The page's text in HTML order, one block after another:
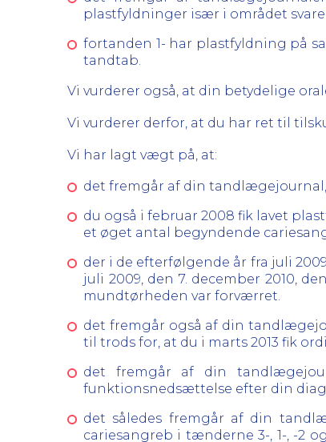
plastfyldninger især i området
fortanden 1- har plastfyldning på
tandtab.
Vi vurderer også, at din betydelige
Vi vurderer derfor, at du har ret til
Vi har lagt vægt på, at:
det fremgår af din tandlægejournal,
du også i februar 2008 fik lavet
et øget antal begyndende
der i de efterfølgende år fra juli
juli 2009, den 7. december 2010,
mundtørheden var forværret.
det fremgår også af din
til trods for, at du i marts 2013 fik
det fremgår af din
funktionsnedsættelse efter din
det således fremgår af din
cariesangreb i tænderne 3-, 1-, -2